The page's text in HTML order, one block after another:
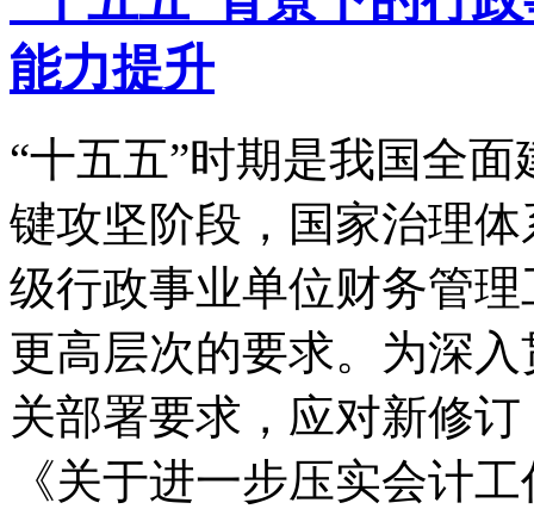
能力提升
“十五五”时期是我国全
键攻坚阶段，国家治理
级行政事业单位财务管
更高层次的要求。为深
关部署要求，应对新修
《关于进一步压实会计